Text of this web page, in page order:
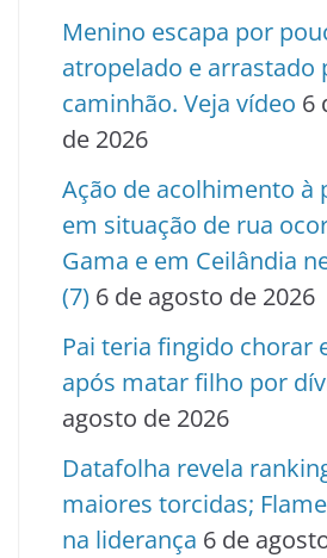
Menino escapa por
atropelado e arrastado
caminhão. Veja vídeo 6
de 2026
Ação de acolhimento à
em situação de rua
Gama e em Ceilândia
(7) 6 de agosto de 2026
Pai teria fingido chorar
após matar filho por
agosto de 2026
Datafolha revela
maiores torcidas;
na liderança 6 de